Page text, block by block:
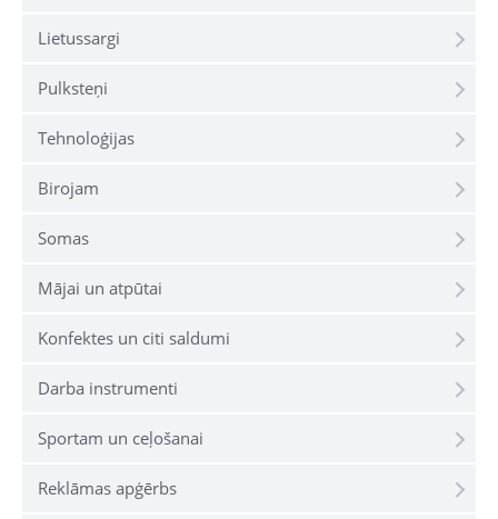
Lietussargi
Pulksteņi
Tehnoloģijas
Birojam
Somas
Mājai un atpūtai
Konfektes un citi saldumi
Darba instrumenti
Sportam un ceļošanai
Reklāmas apģērbs